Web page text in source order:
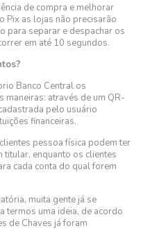
de compra e melhorar
Pix as lojas não precisarão
para separar e despachar os
em até 10 segundos.
Banco Central os
através de um QR-
pelo usuário
financeiras.
pessoa física podem ter
titular, enquanto os clientes
cada conta do qual forem
muita gente já se
termos uma ideia, de acordo
de Chaves já foram